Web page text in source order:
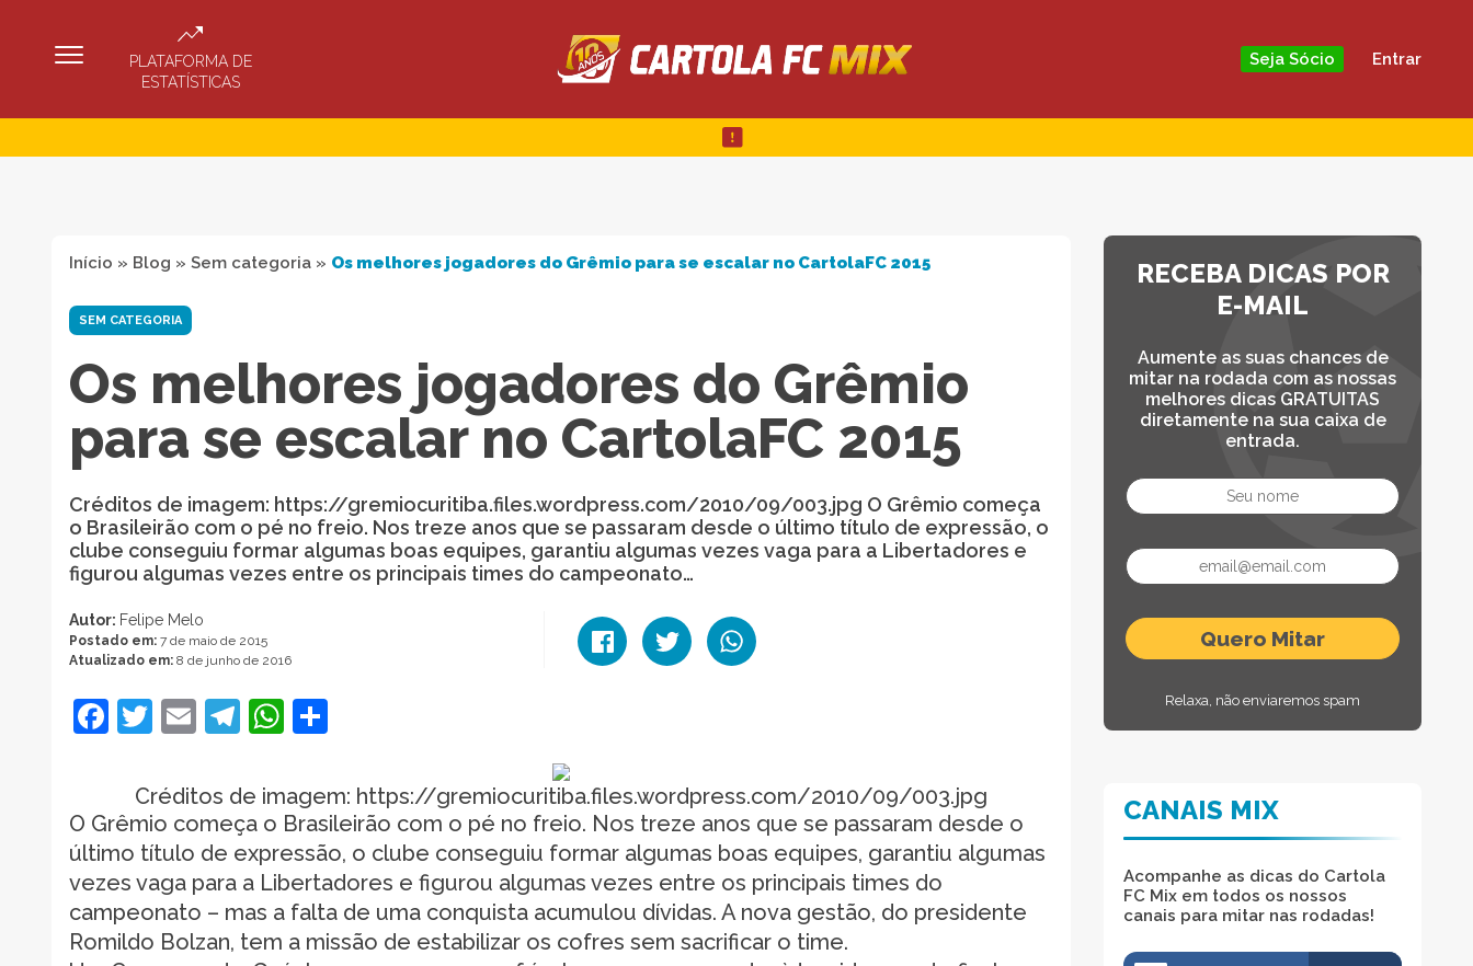
PLATAFORMA DE
ESTATÍSTICAS
Seja Sócio Entrar
Início » Blog » Sem categoria » Os melhores jogadores do Grêmio para se escalar no CartolaFC 2015
SEM CATEGORIA
Os melhores jogadores do Grêmio
para se escalar no CartolaFC 2015
Créditos de imagem: https://gremiocuritiba.files.wordpress.com/2010/09/003.jpg O Grêmio começa
o Brasileirão com o pé no freio. Nos treze anos que se passaram desde o último título de expressão, o
clube conseguiu formar algumas boas equipes, garantiu algumas vezes vaga para a Libertadores e
figurou algumas vezes entre os principais times do campeonato…
Autor: Felipe Melo
Postado em: 7 de maio de 2015
Atualizado em: 8 de junho de 2016
Facebook
Twitter
EmailTelegram
WhatsApp
Créditos de imagem: https://gremiocuritiba.files.wordpress.com/2010/09/003.jpg
O Grêmio começa o Brasileirão com o pé no freio. Nos treze anos que se passaram desde o
último título de expressão, o clube conseguiu formar algumas boas equipes, garantiu algumas
vezes vaga para a Libertadores e figurou algumas vezes entre os principais times do
campeonato – mas a falta de uma conquista acumulou dívidas. A nova gestão, do presidente
Romildo Bolzan, tem a missão de estabilizar os cofres sem sacrificar o time.
RECEBA DICAS POR
E-MAIL
Aumente as suas chances de
mitar na rodada com as nossas
melhores dicas GRATUITAS
diretamente na sua caixa de
entrada.
Relaxa, não enviaremos spam
CANAIS MIX
Acompanhe as dicas do Cartola
FC Mix em todos os nossos
canais para mitar nas rodadas!